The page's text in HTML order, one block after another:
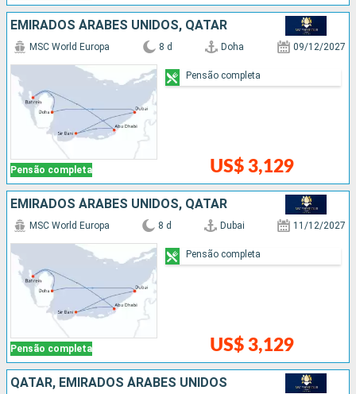
EMIRADOS ÁRABES UNIDOS, QATAR
Pensão completa
MSC World Europa 8 d Doha 09/12/2027
US$ 3,129
Pensão completa
EMIRADOS ÁRABES UNIDOS, QATAR
Pensão completa
MSC World Europa 8 d Dubai 11/12/2027
US$ 3,129
Pensão completa
QATAR, EMIRADOS ÁRABES UNIDOS